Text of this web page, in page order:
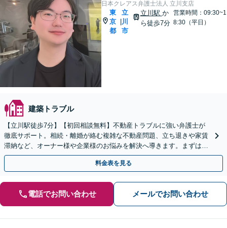
日本クレアス弁護士法人 立川支店
東
京
都
立
川
市
立川駅 か
ら徒歩7分
営業時間：09:30~1
8:30（平日）
建築トラブル
【立川駅徒歩7分】【初回相談無料】不動産トラブルに強い弁護士が
徹底サポート。相続・離婚が絡む複雑な不動産問題、立ち退きや家賃
滞納など、オーナー様や企業様のお悩みを解決へ導きます。まずはご
相談ください【電話相談可】【休日・夜間面談可】
料金表を見る
電話でお問い合わせ メールでお問い合わせ